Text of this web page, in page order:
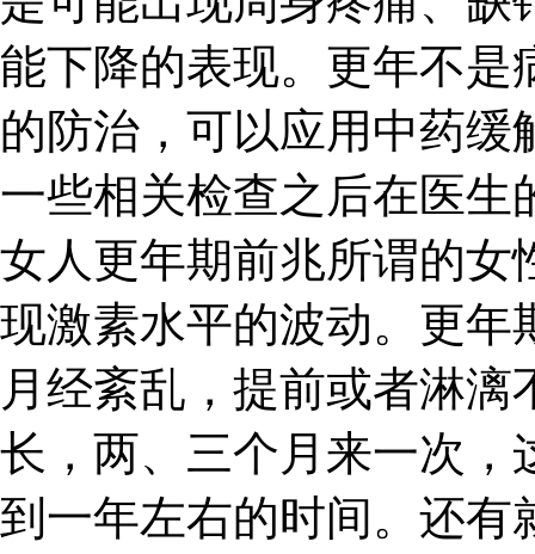
能下降的表现。更年不是
的防治，可以应用中药
一些相关检查之后在医生
女人更年期前兆所谓的女
现激素水平的波动。更年
月经紊乱，提前或者淋
长，两、三个月来一次，
到一年左右的时间。还有